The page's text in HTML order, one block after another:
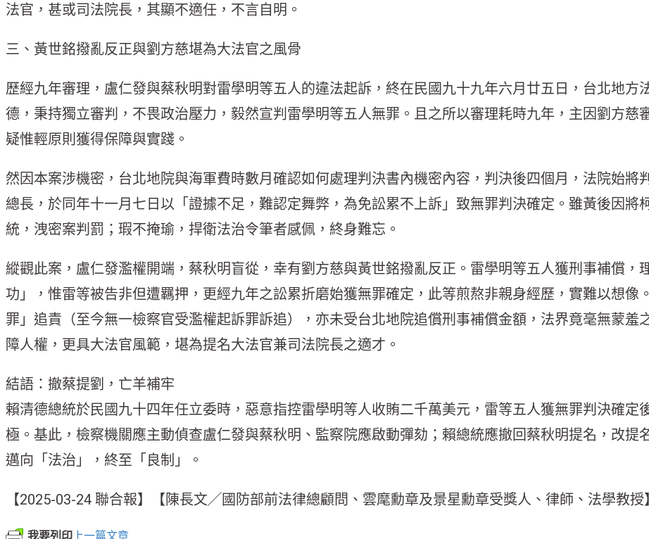
法官，甚或司法院長，其顯不適任，不言自明。
三、黃世銘撥亂反正與劉方慈堪為大法官之風骨
歷經九年審理，盧仁發與蔡秋明對雷學明等五人的違法起訴，終在民國九十九年六月廿五日，台北地方
德，秉持獨立審判，不畏政治壓力，毅然宣判雷學明等五人無罪。且之所以審理耗時九年，主因劉方慈
疑惟輕原則獲得保障與實踐。
然因本案涉機密，台北地院與海軍費時數月確認如何處理判決書內機密內容，判決後四個月，法院始將
總長，於同年十一月七日以「證據不足，難認定舞弊，為免訟累不上訴」致無罪判決確定。雖黃後因將
統，洩密案判罰；瑕不掩瑜，捍衛法治令筆者感佩，終身難忘。
縱觀此案，盧仁發濫權開端，蔡秋明盲從，幸有劉方慈與黃世銘撥亂反正。雷學明等五人獲刑事補償，
功」，惟雷等被告非但遭羈押，更經九年之訟累折磨始獲無罪確定，此等煎熬非親身經歷，實難以想像
罪」追責（至今無一檢察官受濫權起訴罪訴追），亦未受台北地院追償刑事補償金額，法界竟毫無蒙
障人權，更具大法官風範，堪為提名大法官兼司法院長之適才。
結語：撤蔡提劉，亡羊補牢
賴清德總統於民國九十四年任立委時，惡意指控雷學明等人收賄二千萬美元，雷等五人獲無罪判決確定
極。基此，檢察機關應主動偵查盧仁發與蔡秋明、監察院應啟動彈劾；賴總統應撤回蔡秋明提名，改提
邁向「法治」，終至「良制」。
【2025-03-24 聯合報】【陳長文╱國防部前法律總顧問、雲麾勳章及景星勳章受獎人、律師、法學教授】
我要列印 上一篇文章